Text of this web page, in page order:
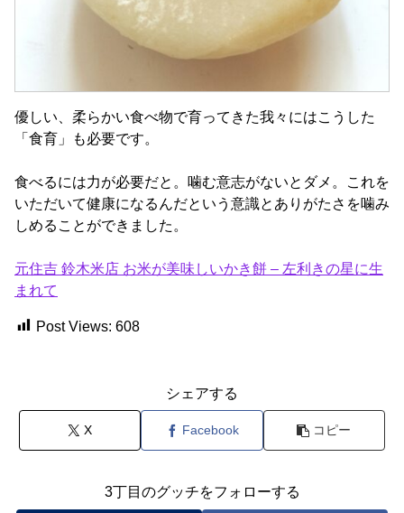
優しい、柔らかい食べ物で育ってきた我々にはこうした
「食育」も必要です。
食べるには力が必要だと。噛む意志がないとダメ。これを
いただいて健康になるんだという意識とありがたさを噛み
しめることができました。
元住吉 鈴木米店 お米が美味しいかき餅 – 左利きの星に生
まれて
Post Views: 608
シェアする
X Facebook コピー
3丁目のグッチをフォローする